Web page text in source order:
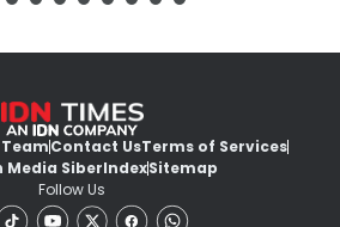
Contact UsTerms of Services
Media SiberIndexSitemap
Follow Us